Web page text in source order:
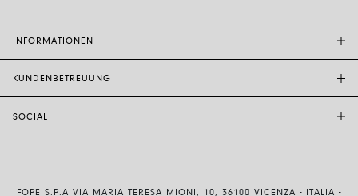
INFORMATIONEN
KUNDENBETREUUNG
SOCIAL
FOPE S.P.A VIA MARIA TERESA MIONI, 10, 36100 VICENZA - ITALIA -